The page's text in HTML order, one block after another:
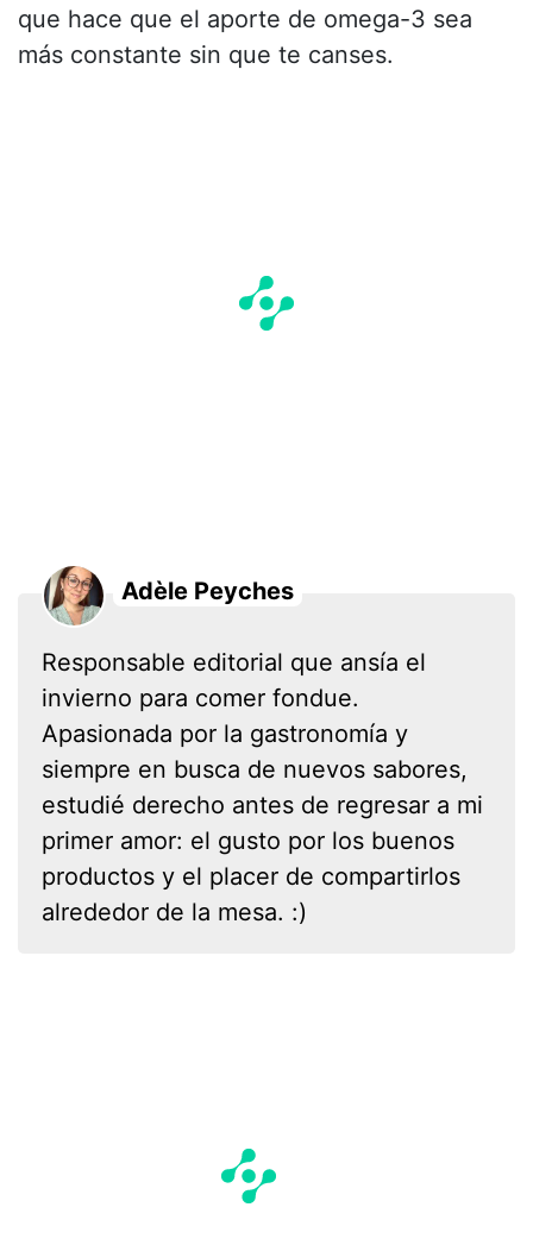
que hace que el aporte de omega-3 sea
más constante sin que te canses.
Adèle Peyches
Responsable editorial que ansía el
invierno para comer fondue.
Apasionada por la gastronomía y
siempre en busca de nuevos sabores,
estudié derecho antes de regresar a mi
primer amor: el gusto por los buenos
productos y el placer de compartirlos
alrededor de la mesa. :)